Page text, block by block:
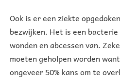
Ook is er een ziekte
bezwijken. Het is een
wonden en abcessen van.
moeten geholpen worden want
ongeveer 50% kans om te